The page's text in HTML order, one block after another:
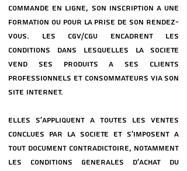
COMMANDE EN LIGNE, SON INSCRIPTION a UNE
FORMATION OU POUR LA PRISE DE SON RENDEZ-
VOUS. LES CGV/CGU ENCADRENT LES
CONDITIONS DANS LESQUELLES LA SOCIeTe
VEND SES PRODUITS a SES CLIENTS
PROFESSIONNELS ET CONSOMMATEURS VIA SON
SITE INTERNET.
ELLES S'APPLIQUENT a TOUTES LES VENTES
CONCLUES PAR LA SOCIeTe ET S'IMPOSENT a
TOUT DOCUMENT CONTRADICTOIRE, NOTAMMENT
LES CONDITIONS GeNeRALES D'ACHAT DU